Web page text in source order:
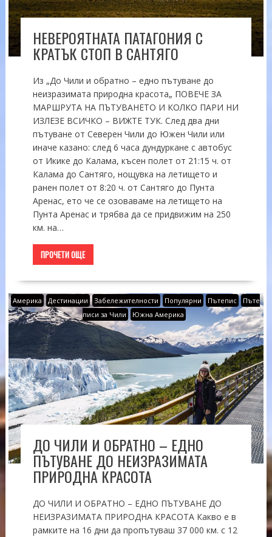
НЕВЕРОЯТНАТА ПАТАГОНИЯ С
КРАТЪК СТОП В САНТЯГО
Из „До Чили и обратно – едно пътуване до
неизразимата природна красота„ ПОВЕЧЕ ЗА
МАРШРУТА НА ПЪТУВАНЕТО И КОЛКО ПАРИ НИ
ИЗЛЕЗЕ ВСИЧКО – ВИЖТЕ ТУК. След два дни
пътуване от Северен Чили до Южен Чили или
иначе казано: след 6 часа дундуркане с автобус
от Икике до Калама, късен полет от 21:15 ч. от
Калама до Сантяго, нощувка на летището и
ранен полет от 8:20 ч. от Сантяго до Пунта
Аренас, ето че се озоваваме на летището на
Пунта Аренас и трябва да се придвижим на 250
км. на…
ПРОЧЕТИ ОЩЕ
Америка Дестинации Забележителности Популярни Пътепис
Пъте
писи за Чили
Южна Америка
ДО ЧИЛИ И ОБРАТНО – ЕДНО
ПЪТУВАНЕ ДО НЕИЗРАЗИМАТА
ПРИРОДНА КРАСОТА
ДО ЧИЛИ И ОБРАТНО – ЕДНО ПЪТУВАНЕ ДО
НЕИЗРАЗИМАТА ПРИРОДНА КРАСОТА Какво е в
рамките на 16 дни да пропътуваш 37 000 км. с 12